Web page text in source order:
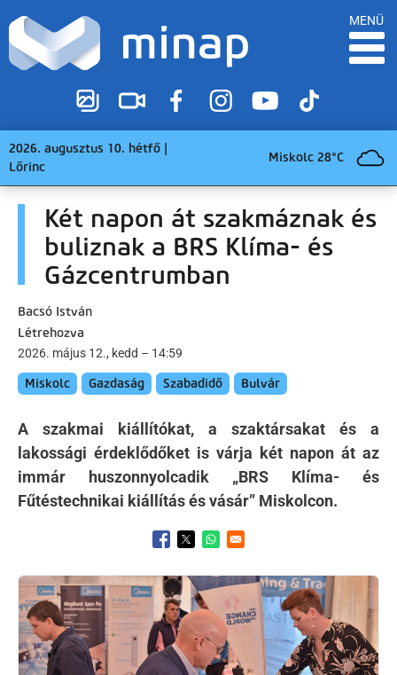
MENÜ
2026. augusztus 10. hétfő |
Lőrinc
Miskolc 28°C
Két napon át szakmáznak és
buliznak a BRS Klíma- és
Gázcentrumban
Bacsó István
Létrehozva
2026. május 12., kedd – 14:59
Miskolc Gazdaság Szabadidő Bulvár
A szakmai kiállítókat, a szaktársakat és a
lakossági érdeklődőket is várja két napon át az
immár huszonnyolcadik „BRS Klíma- és
Fűtéstechnikai kiállítás és vásár” Miskolcon.
Opens in a new window
Opens in a new window
Opens in a new window
Kép